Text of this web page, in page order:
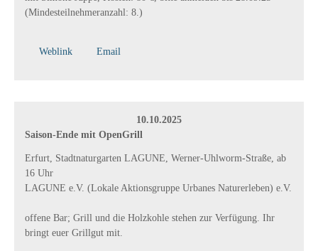
(Mindesteilnehmeranzahl: 8.)
Weblink Email
10.10.2025
Saison-Ende mit OpenGrill
Erfurt, Stadtnaturgarten LAGUNE, Werner-Uhlworm-Straße, ab
16 Uhr
LAGUNE e.V. (Lokale Aktionsgruppe Urbanes Naturerleben) e.V.
offene Bar; Grill und die Holzkohle stehen zur Verfügung. Ihr
bringt euer Grillgut mit.